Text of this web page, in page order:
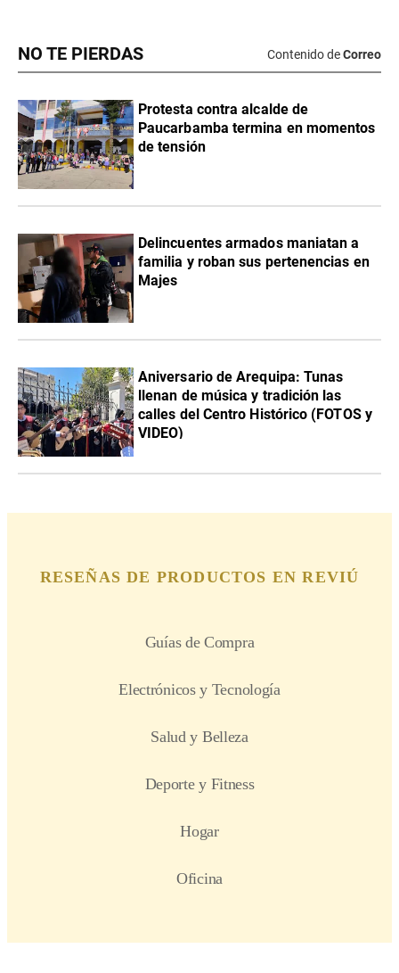
NO TE PIERDAS Contenido deCorreo
Protesta contra alcalde de
Paucarbamba termina en momentos
de tensión
Delincuentes armados maniatan a
familia y roban sus pertenencias en
Majes
Aniversario de Arequipa: Tunas
llenan de música y tradición las
calles del Centro Histórico (FOTOS y
VIDEO)